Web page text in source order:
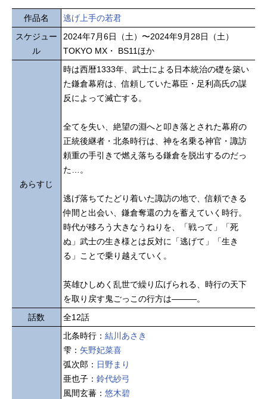
作品名
逃げ上手の若君
スケジュー
ル
2024年7月6日（土）〜2024年9月28日（土）
TOKYO MX・ BS11ほか
あらすじ
時は西暦1333年、武士による日本統治の礎を築い
た鎌倉幕府は、信頼していた幕臣・足利高氏の謀
反によって滅亡する。
全てを失い、絶望の淵へと叩き落とされた幕府の
正統後継者・北条時行は、神を名乗る神官・諏訪
頼重の手引きで燃え落ちる鎌倉を脱出するのだっ
た…。
逃げ落ちてたどり着いた諏訪の地で、信頼できる
仲間と出会い、鎌倉奪還の力を蓄えていく時行。
時代が移ろう大きなうねりを、「戦って」「死
ぬ」武士の生き様とは反対に「逃げて」「生き
る」ことで乗り越えていく。
英雄ひしめく乱世で繰り広げられる、時行の天下
を取り戻す鬼ごっこの行方は―――。
話数
全12話
北条時行： 結川あさき
雫： 矢野妃菜喜
弧次郎： 日野まり
亜也子： 鈴代紗弓
風間玄蕃： 悠木碧